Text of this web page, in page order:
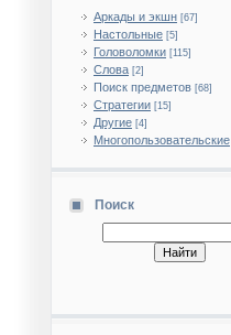
Аркады и экшн [67]
Настольные [5]
Головоломки [115]
Слова [2]
Поиск предметов [68]
Стратегии [15]
Другие [4]
Многопользовательские
Поиск